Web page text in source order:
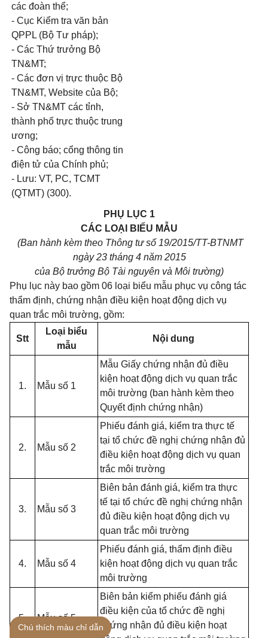
các đoàn thể;
- Cục Kiểm tra văn bản
QPPL (Bộ Tư pháp);
- Các Thứ trưởng Bộ
TN&MT;
- Các đơn vị trực thuộc Bộ
TN&MT, Website của Bộ;
- Sở TN&MT các tỉnh,
thành phố trực thuộc trung
ương;
- Công báo; cổng thông tin
điện tử của Chính phủ;
- Lưu: VT, PC, TCMT
(QTMT) (300).
PHỤ LỤC 1
CÁC LOẠI BIỂU MẪU
(Ban hành kèm theo Thông tư số 19/2015/TT-BTNMT
ngày 23 tháng 4 năm 2015
của Bộ trưởng Bộ Tài nguyên và Môi trường)
Phụ lục này bao gồm 06 loại biểu mẫu phục vụ công tác
thẩm định, chứng nhận điều kiện hoạt động dịch vụ
quan trắc môi trường, gồm:
Stt
Loại biểu
mẫu
Nội dung
1. Mẫu số 1
Mẫu Giấy chứng nhận đủ điều
kiện hoạt động dịch vụ quan trắc
môi trường (ban hành kèm theo
Quyết định chứng nhận)
2. Mẫu số 2
Phiếu đánh giá, kiểm tra thực tế
tại tổ chức đề nghị chứng nhận đủ
điều kiện hoạt động dịch vụ quan
trắc môi trường
3. Mẫu số 3
Biên bản đánh giá, kiểm tra thực
tế tại tổ chức đề nghị chứng nhận
đủ điều kiện hoạt động dịch vụ
quan trắc môi trường
4. Mẫu số 4
Phiếu đánh giá, thẩm định điều
kiện hoạt động dịch vụ quan trắc
môi trường
5. Mẫu số 5
Biên bản kiểm phiếu đánh giá
điều kiện của tổ chức đề nghị
chứng nhận đủ điều kiện hoạt
Chú thích màu chỉ dẫn